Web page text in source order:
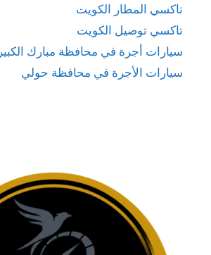
تاكسي المطار الكويت
تاكسي توصيل الكويت
سيارات أجرة في محافظة مبارك الكبير
سيارات الأجرة في محافظة حولي